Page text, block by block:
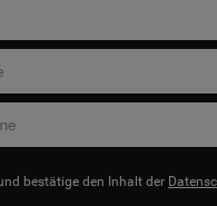
bestätige den Inhalt der